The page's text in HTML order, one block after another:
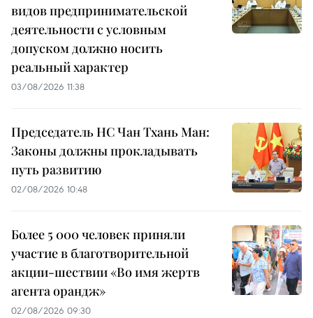
видов предпринимательской
деятельности с условным
допуском должно носить
реальный характер
03/08/2026 11:38
Председатель НС Чан Тхань Ман:
Законы должны прокладывать
путь развитию
02/08/2026 10:48
Более 5 000 человек приняли
участие в благотворительной
акции-шествии «Во имя жертв
агента орандж»
02/08/2026 09:30